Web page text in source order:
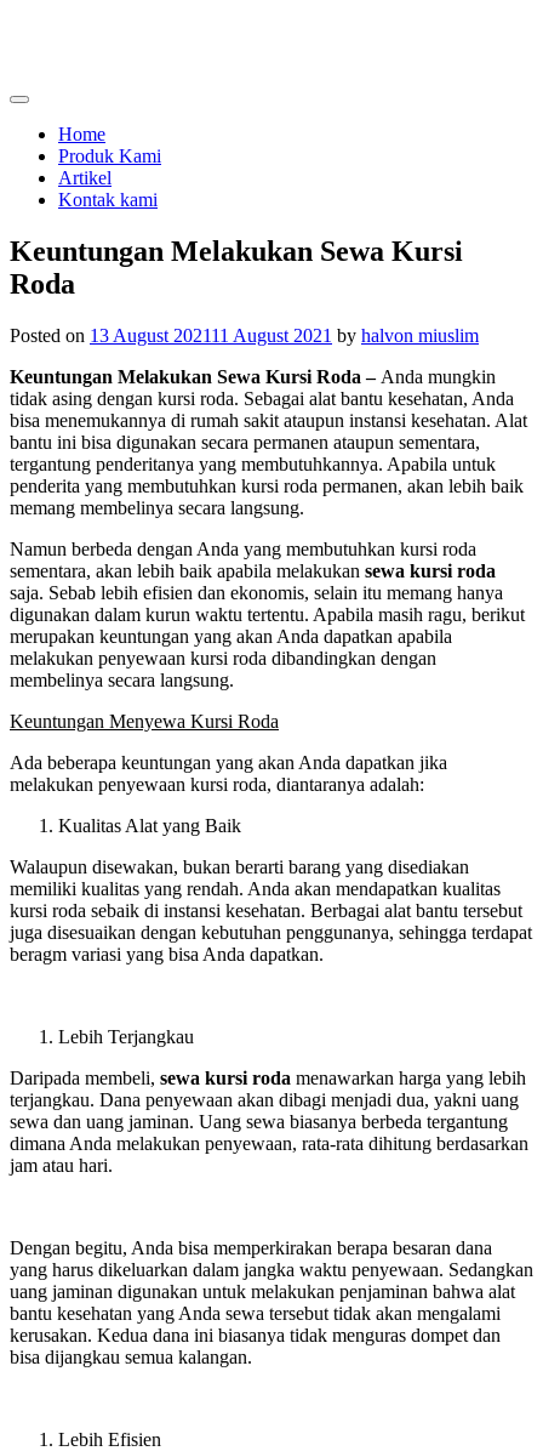
Home
Produk Kami
Artikel
Kontak kami
Keuntungan Melakukan Sewa Kursi
Roda
Posted on 13 August 202111 August 2021 by halvon miuslim
Keuntungan Melakukan Sewa Kursi Roda – Anda mungkin
tidak asing dengan kursi roda. Sebagai alat bantu kesehatan, Anda
bisa menemukannya di rumah sakit ataupun instansi kesehatan. Alat
bantu ini bisa digunakan secara permanen ataupun sementara,
tergantung penderitanya yang membutuhkannya. Apabila untuk
penderita yang membutuhkan kursi roda permanen, akan lebih baik
memang membelinya secara langsung.
Namun berbeda dengan Anda yang membutuhkan kursi roda
sementara, akan lebih baik apabila melakukan sewa kursi roda
saja. Sebab lebih efisien dan ekonomis, selain itu memang hanya
digunakan dalam kurun waktu tertentu. Apabila masih ragu, berikut
merupakan keuntungan yang akan Anda dapatkan apabila
melakukan penyewaan kursi roda dibandingkan dengan
membelinya secara langsung.
Keuntungan Menyewa Kursi Roda
Ada beberapa keuntungan yang akan Anda dapatkan jika
melakukan penyewaan kursi roda, diantaranya adalah:
Kualitas Alat yang Baik
Walaupun disewakan, bukan berarti barang yang disediakan
memiliki kualitas yang rendah. Anda akan mendapatkan kualitas
kursi roda sebaik di instansi kesehatan. Berbagai alat bantu tersebut
juga disesuaikan dengan kebutuhan penggunanya, sehingga terdapat
beragm variasi yang bisa Anda dapatkan.
Lebih Terjangkau
Daripada membeli, sewa kursi roda menawarkan harga yang lebih
terjangkau. Dana penyewaan akan dibagi menjadi dua, yakni uang
sewa dan uang jaminan. Uang sewa biasanya berbeda tergantung
dimana Anda melakukan penyewaan, rata-rata dihitung berdasarkan
jam atau hari.
Dengan begitu, Anda bisa memperkirakan berapa besaran dana
yang harus dikeluarkan dalam jangka waktu penyewaan. Sedangkan
uang jaminan digunakan untuk melakukan penjaminan bahwa alat
bantu kesehatan yang Anda sewa tersebut tidak akan mengalami
kerusakan. Kedua dana ini biasanya tidak menguras dompet dan
bisa dijangkau semua kalangan.
Lebih Efisien